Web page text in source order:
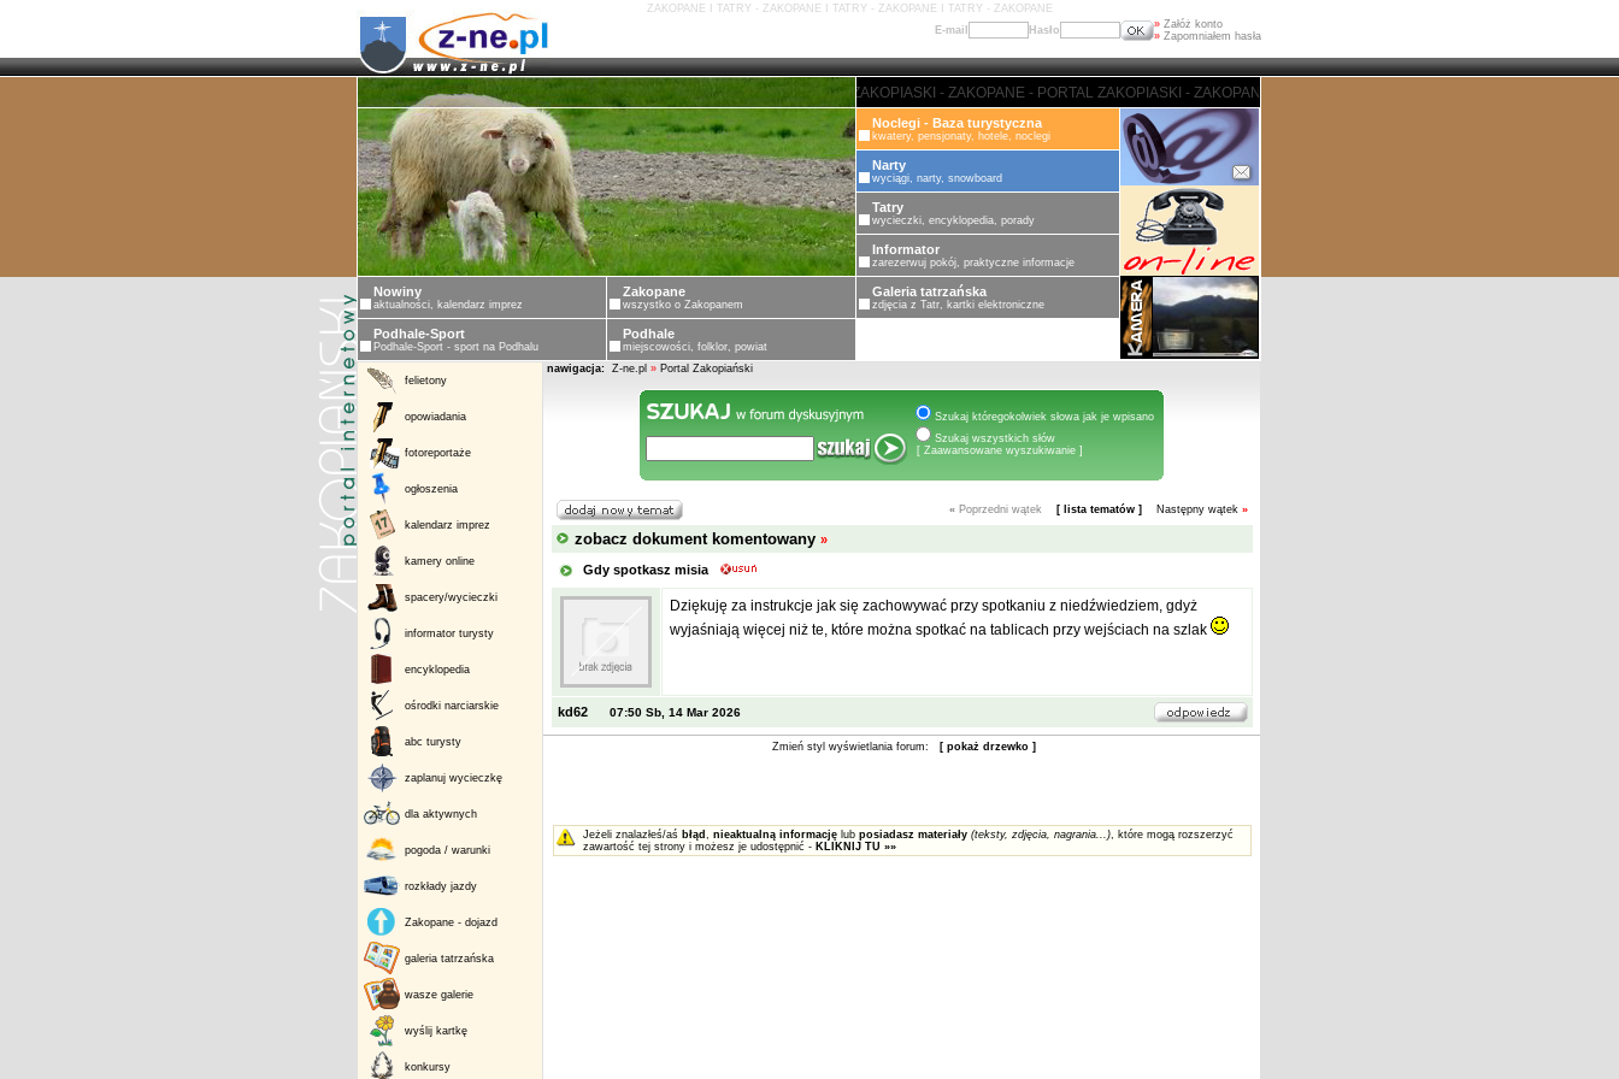
ZAKOPANE I TATRY - ZAKOPANE I TATRY - ZAKOPANE I TATRY - ZAKOPANE
E-mail
Hasło » Załóż konto
» Zapomniałem hasła
ZAKOPANE - PORTAL ZAKOPIASKI - ZAKOPANE - PORTAL ZAKOPIASKI - ZAKOPANE - PORTAL ZAKOPIASKI -
Noclegi - Baza turystyczna
kwatery, pensjonaty, hotele, noclegi
Narty
wyciągi, narty, snowboard
Tatry
wycieczki, encyklopedia, porady
Informator
zarezerwuj pokój, praktyczne informacje
Nowiny
aktualności, kalendarz imprez
Zakopane
wszystko o Zakopanem
Galeria tatrzańska
zdjęcia z Tatr, kartki elektroniczne
Podhale-Sport
Podhale-Sport - sport na Podhalu
Podhale
miejscowości, folklor, powiat
felietony
opowiadania
fotoreportaże
ogłoszenia
kalendarz imprez
kamery online
spacery/wycieczki
informator turysty
encyklopedia
ośrodki narciarskie
abc turysty
zaplanuj wycieczkę
dla aktywnych
pogoda / warunki
rozkłady jazdy
Zakopane - dojazd
galeria tatrzańska
wasze galerie
wyślij kartkę
konkursy
nawigacja: Z-ne.pl » Portal Zakopiański
Szukaj któregokolwiek słowa jak je wpisano
Szukaj wszystkich słów
[ Zaawansowane wyszukiwanie ]
« Poprzedni wątek [ lista tematów ] Następny wątek »
zobacz dokument komentowany »
Gdy spotkasz misia
Dziękuję za instrukcje jak się zachowywać przy spotkaniu z niedźwiedziem, gdyż
wyjaśniają więcej niż te, które można spotkać na tablicach przy wejściach na szlak
kd62 07:50 Sb, 14 Mar 2026
Zmień styl wyświetlania forum: [ pokaż drzewko ]
Jeżeli znalazłeś/aś błąd , nieaktualną informacjęlub posiadasz materiały (teksty, zdjęcia, nagrania...), które mogą rozszerzyć
zawartość tej strony i możesz je udostępnić - KLIKNIJ TU »»